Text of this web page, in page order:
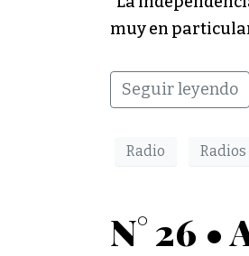
muy en
Seguir leyendo
Radio
N° 26 •